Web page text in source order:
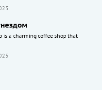
is a charming coffee shop that